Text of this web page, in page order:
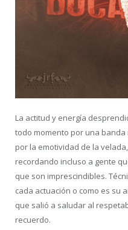
La actitud y energía
todo momento por una
por la emotividad de la
recordando incluso a gente
que son imprescindibles.
cada actuación o como es su
que salió a saludar al
recuerdo.